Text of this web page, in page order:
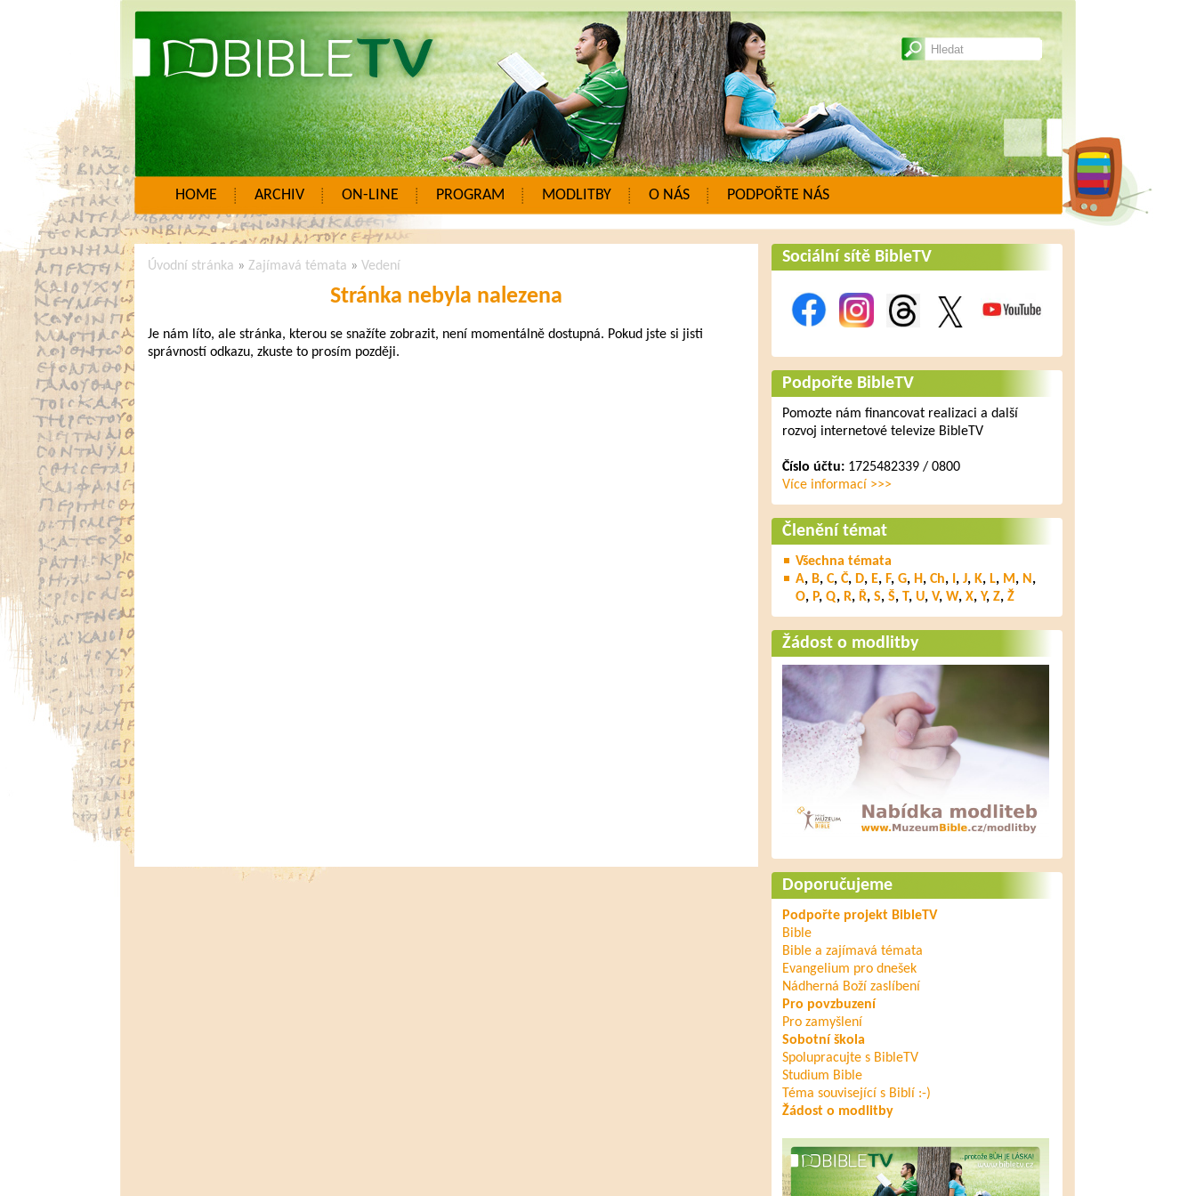
HOME ARCHIV ON-LINE PROGRAM MODLITBY O NÁS PODPOŘTE NÁS
Úvodní stránka » Zajímavá témata » Vedení
Stránka nebyla nalezena
Je nám líto, ale stránka, kterou se snažíte zobrazit, není momentálně dostupná. Pokud jste si jisti
správností odkazu, zkuste to prosím později.
Sociální sítě BibleTV
Podpořte BibleTV
Pomozte nám financovat realizaci a další
rozvoj internetové televize BibleTV
Číslo účtu:1725482339 / 0800
Více informací >>>
Členění témat
Všechna témata
A, B, C, Č, D, E, F, G, H, Ch, , J, K, L, M, N ,
O, P, Q, R, Ř, S, Š, T, U, V, W, X, Y, Z, Ž
Žádost o modlitby
Doporučujeme
Podpořte projekt BibleTV
Bible
Bible a zajímavá témata
Evangelium pro dnešek
Nádherná Boží zaslíbení
Pro povzbuzení
Pro zamyšlení
Sobotní škola
Spolupracujte s BibleTV
Studium Bible
Téma související s Biblí :-)
Žádost o modlitby